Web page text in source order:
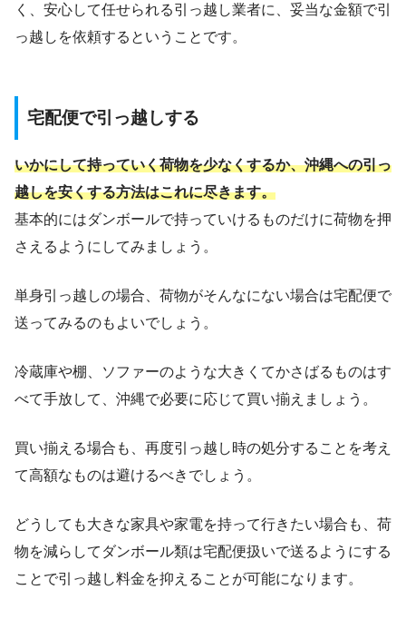
く、安心して任せられる引っ越し業者に、妥当な金額で引
っ越しを依頼するということです。
宅配便で引っ越しする
いかにして持っていく荷物を少なくするか、沖縄への引っ
越しを安くする方法はこれに尽きます。
基本的にはダンボールで持っていけるものだけに荷物を押
さえるようにしてみましょう。
単身引っ越しの場合、荷物がそんなにない場合は宅配便で
送ってみるのもよいでしょう。
冷蔵庫や棚、ソファーのような大きくてかさばるものはす
べて手放して、沖縄で必要に応じて買い揃えましょう。
買い揃える場合も、再度引っ越し時の処分することを考え
て高額なものは避けるべきでしょう。
どうしても大きな家具や家電を持って行きたい場合も、荷
物を減らしてダンボール類は宅配便扱いで送るようにする
ことで引っ越し料金を抑えることが可能になります。